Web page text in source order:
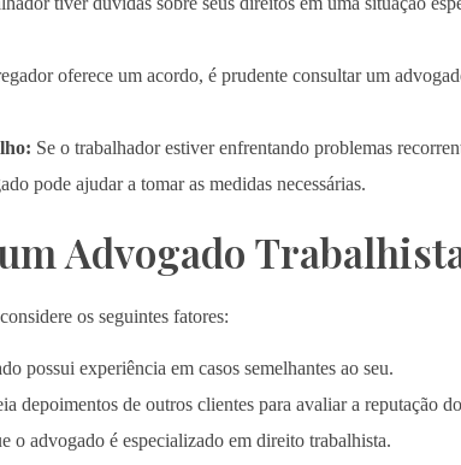
oferece um acordo, é prudente consultar um
Se o trabalhador estiver enfrentando problemas
pode ajudar a tomar as medidas necessárias.
Advogado
os seguintes fatores:
possui experiência em casos semelhantes ao seu.
depoimentos de outros clientes para avaliar a reputação
o advogado é especializado em direito trabalhista.